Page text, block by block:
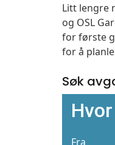
Litt lengre
og OSL
for første
for å
Søk
Fra